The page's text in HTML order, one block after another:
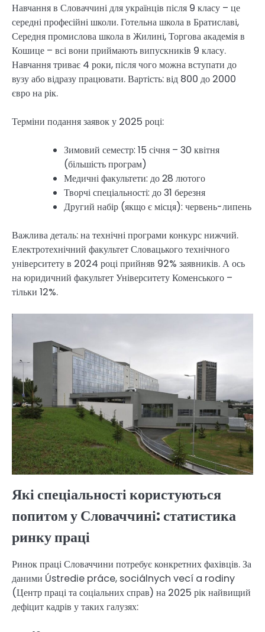
Навчання в Словаччині для українців після 9 класу – це
середні професійні школи. Готельна школа в Братиславі,
Середня промислова школа в Жилині, Торгова академія в
Кошице – всі вони приймають випускників 9 класу.
Навчання триває 4 роки, після чого можна вступати до
вузу або відразу працювати. Вартість: від 800 до 2000
євро на рік.
Терміни подання заявок у 2025 році:
Зимовий семестр: 15 січня – 30 квітня
(більшість програм)
Медичні факультети: до 28 лютого
Творчі спеціальності: до 31 березня
Другий набір (якщо є місця): червень-липень
Важлива деталь: на технічні програми конкурс нижчий.
Електротехнічний факультет Словацького технічного
університету в 2024 році прийняв 92% заявників. А ось
на юридичний факультет Університету Коменського –
тільки 12%.
Які спеціальності користуються
попитом у Словаччині: статистика
ринку праці
Ринок праці Словаччини потребує конкретних фахівців. За
даними Ústredie práce, sociálnych vecí a rodiny
(Центр праці та соціальних справ) на 2025 рік найвищий
дефіцит кадрів у таких галузях: